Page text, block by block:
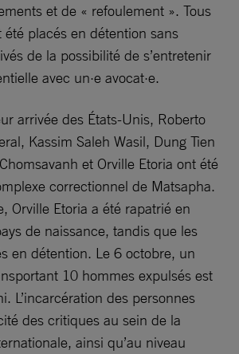
et de « refoulement ». Tous
placés en détention sans
de la possibilité de s’entretenir
avec un·e avocat·e.
arrivée des États-Unis, Roberto
Kassim Saleh Wasil, Dung Tien
et Orville Etoria ont été
correctionnel de Matsapha.
Orville Etoria a été rapatrié en
de naissance, tandis que les
en détention. Le 6 octobre, un
10 hommes expulsés est
L’incarcération des personnes
des critiques au sein de la
ainsi qu’au niveau